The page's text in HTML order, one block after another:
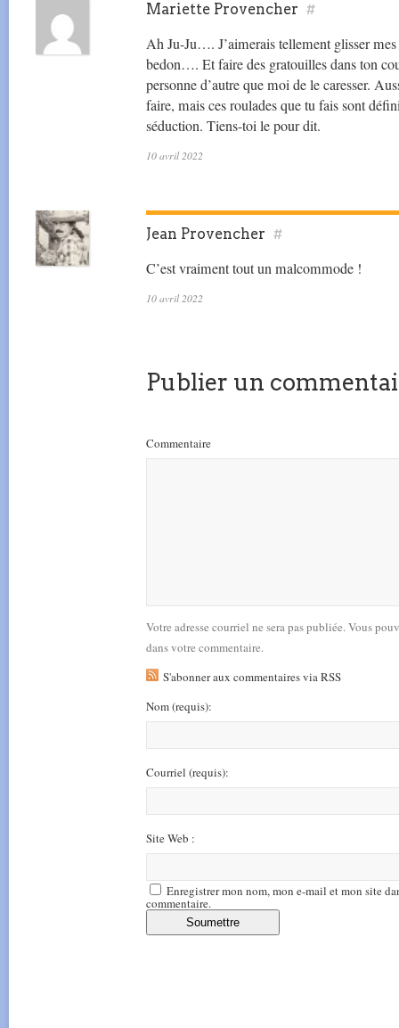
Mariette Provencher #
Ah Ju-Ju…. J’aimerais tellement glisser
bedon…. Et faire des gratouilles dans ton
personne d’autre que moi de le caresser.
faire, mais ces roulades que tu fais sont
séduction. Tiens-toi le pour dit.
10 avril 2022
Jean Provencher #
C’est vraiment tout un malcommode !
10 avril 2022
Publier un
Commentaire
Votre adresse courriel ne sera pas publiée. Vous
dans votre commentaire.
S'abonner aux commentaires via RSS
Nom(requis):
Courriel (requis):
Site Web :
Enregistrer mon nom, mon e-mail et mon site
commentaire.